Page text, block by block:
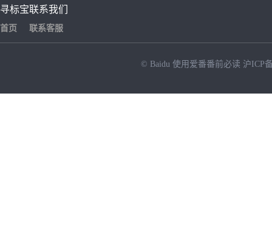
寻标宝
首页
联系我们
联系客服
© Baidu 使用爱番番前必读 沪ICP